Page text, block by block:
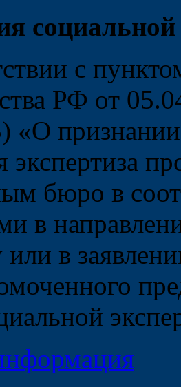
с
РФ от
«О
экспертиза
бюро в
в
или в